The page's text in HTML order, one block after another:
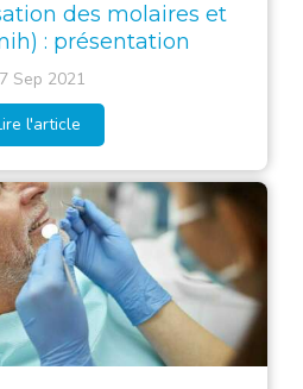
des molaires et
: présentation
Sep 2021
l'article